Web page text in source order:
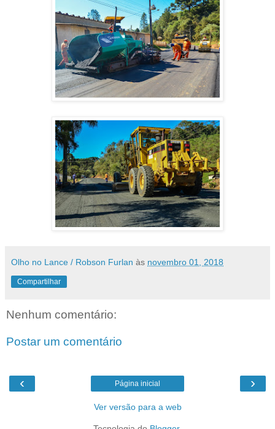
Olho no Lance / Robson Furlan às novembro 01, 2018
Compartilhar
Nenhum comentário:
Postar um comentário
‹ ›
Página inicial
Ver versão para a web